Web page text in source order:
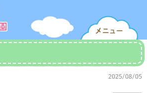
メニュー
2025/08/05